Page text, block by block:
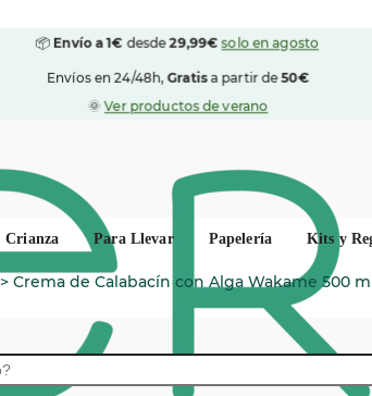
📦Envío a 1€desde29,99€ solo en agosto
Envíos en 24/48h,Gratisa partir de50€
🌞Ver productos de verano
Crianza Para Llevar Papelería Kits y
> Crema de Calabacín con Alga Wakame 500